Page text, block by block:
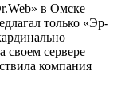
в Омске
только «Эр-
своем сервере
компания